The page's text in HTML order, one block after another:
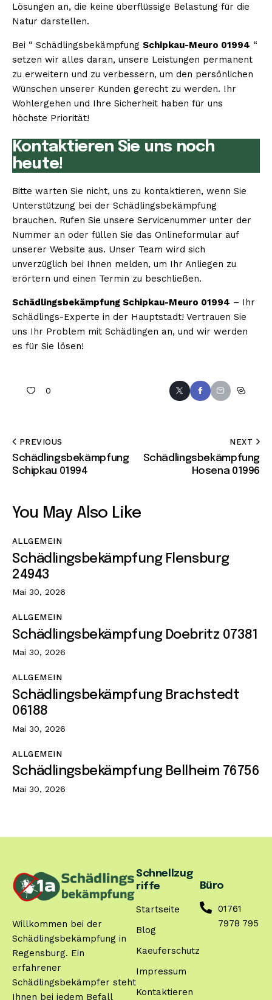
Lösungen an, die keine überflüssige Belastung für die
Natur darstellen.
Bei “ Schädlingsbekämpfung Schipkau-Meuro 01994 “
setzen wir alles daran, unsere Leistungen permanent
zu erweitern und zu verbessern, um den persönlichen
Wünschen unserer Kunden gerecht zu werden. Ihr
Wohlergehen und Ihre Sicherheit haben für uns
höchste Priorität!
Kontaktieren Sie uns noch
heute!
Bitte warten Sie nicht, uns zu kontaktieren, wenn Sie
Unterstützung bei der Schädlingsbekämpfung
brauchen. Rufen Sie unsere Servicenummer unter der
Nummer an oder füllen Sie das Onlineformular auf
unserer Website aus. Unser Team wird sich
unverzüglich bei Ihnen melden, um Ihr Anliegen zu
erörtern und einen Termin zu beschließen.
Schädlingsbekämpfung Schipkau-Meuro 01994 – Ihr
Schädlings-Experte in der Hauptstadt! Vertrauen Sie
uns Ihr Problem mit Schädlingen an, und wir werden
es für Sie lösen!
0
PREVIOUS
Schädlingsbekämpfung
Schipkau 01994
NEXT
Schädlingsbekämpfung
Hosena 01996
You May Also Like
ALLGEMEIN
Schädlingsbekämpfung Flensburg
24943
Mai 30, 2026
ALLGEMEIN
Schädlingsbekämpfung Doebritz 07381
Mai 30, 2026
ALLGEMEIN
Schädlingsbekämpfung Brachstedt
06188
Mai 30, 2026
ALLGEMEIN
Schädlingsbekämpfung Bellheim 76756
Mai 30, 2026
Willkommen bei der
Schädlingsbekämpfung in
Regensburg. Ein
erfahrener
Schädlingsbekämpfer steht
Ihnen bei jedem Befall
Schnellzug
riffe
Startseite
Blog
Kaeuferschutz
Impressum
Kontaktieren
Büro
01761
7978 795